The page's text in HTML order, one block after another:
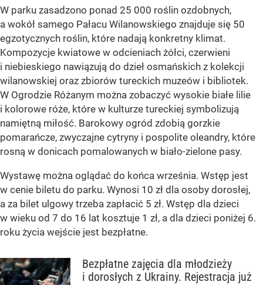
W parku zasadzono ponad 25 000 roślin ozdobnych,
a wokół samego Pałacu Wilanowskiego znajduje się 50
egzotycznych roślin, które nadają konkretny klimat.
Kompozycje kwiatowe w odcieniach żółci, czerwieni
i niebieskiego nawiązują do dzieł osmańskich z kolekcji
wilanowskiej oraz zbiorów tureckich muzeów i bibliotek.
W Ogrodzie Różanym można zobaczyć wysokie białe lilie
i kolorowe róże, które w kulturze tureckiej symbolizują
namiętną miłość. Barokowy ogród zdobią gorzkie
pomarańcze, zwyczajne cytryny i pospolite oleandry, które
rosną w donicach pomalowanych w biało-zielone pasy.
Wystawę można oglądać do końca września. Wstęp jest
w cenie biletu do parku. Wynosi 10 zł dla osoby dorosłej,
a za bilet ulgowy trzeba zapłacić 5 zł. Wstęp dla dzieci
w wieku od 7 do 16 lat kosztuje 1 zł, a dla dzieci poniżej 6.
roku życia wejście jest bezpłatne.
Bezpłatne zajęcia dla młodzieży
i dorosłych z Ukrainy. Rejestracja już